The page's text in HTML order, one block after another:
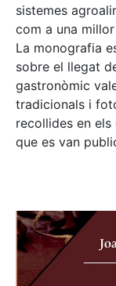
sistemes
com a una
La monografia
sobre el llegat
gastronòmic
tradicionals i
recollides en els
que es van